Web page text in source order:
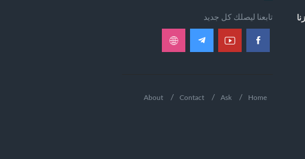
تابعنا ليصلك كل جديد
Home
Ask
Contact
About